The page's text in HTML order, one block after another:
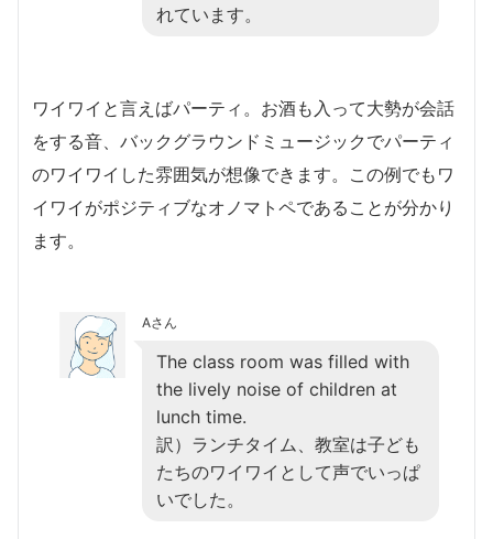
れています。
ワイワイと言えばパーティ。お酒も入って大勢が会話
をする音、バックグラウンドミュージックでパーティ
のワイワイした雰囲気が想像できます。この例でもワ
イワイがポジティブなオノマトペであることが分かり
ます。
Aさん
The class room was filled with
the lively noise of children at
lunch time.
訳）ランチタイム、教室は子ども
たちのワイワイとして声でいっぱ
いでした。